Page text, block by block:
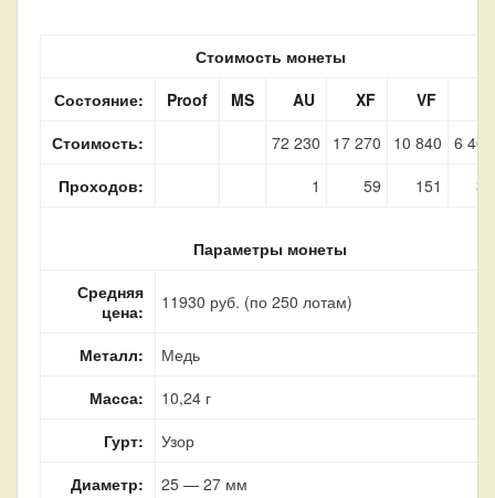
Стоимость монеты
Состояние:
Proof MS AU XF VF
Стоимость:
72 230 17 270 10 840 6 460
Проходов:
1 59 151 35
Параметры монеты
Средняя
цена:
11930 руб. (по 250 лотам)
Металл:
Медь
Масса:
10,24 г
Гурт:
Узор
Диаметр:
25 — 27 мм